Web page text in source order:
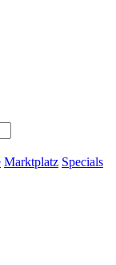
Marktplatz Specials